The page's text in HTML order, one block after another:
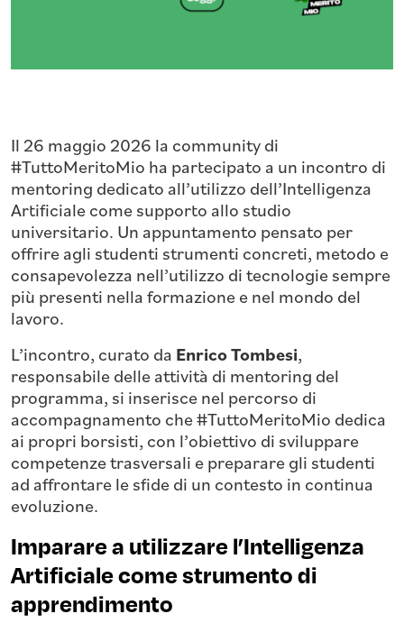
Il 26 maggio 2026 la community di
#TuttoMeritoMio ha partecipato a un incontro di
mentoring dedicato all’utilizzo dell’Intelligenza
Artificiale come supporto allo studio
universitario. Un appuntamento pensato per
offrire agli studenti strumenti concreti, metodo e
consapevolezza nell’utilizzo di tecnologie sempre
più presenti nella formazione e nel mondo del
lavoro.
L’incontro, curato da Enrico Tombesi,
responsabile delle attività di mentoring del
programma, si inserisce nel percorso di
accompagnamento che #TuttoMeritoMio dedica
ai propri borsisti, con l’obiettivo di sviluppare
competenze trasversali e preparare gli studenti
ad affrontare le sfide di un contesto in continua
evoluzione.
Imparare a utilizzare l’Intelligenza
Artificiale come strumento di
apprendimento